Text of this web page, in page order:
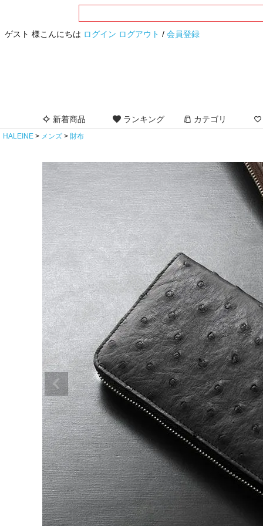
ゲスト 様こんにちは ログイン ログアウト / 会員登録
新着商品 ランキング カテゴリ
HALEINE メンズ 財布